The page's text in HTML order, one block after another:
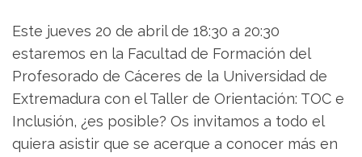
Este jueves 20 de abril de 18:30 a 20:30
estaremos en la Facultad de Formación del
Profesorado de Cáceres de la Universidad de
Extremadura con el Taller de Orientación: TOC e
Inclusión, ¿es posible? Os invitamos a todo el
quiera asistir que se acerque a conocer más en